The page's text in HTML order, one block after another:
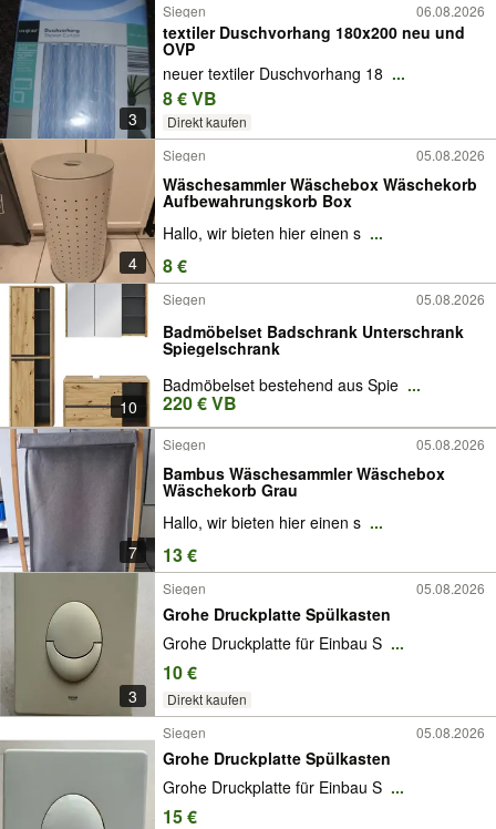
3
Siegen 06.08.2026
textiler Duschvorhang 180x200 neu und
OVP
neuer textiler Duschvorhang 18 ...
8 € VB
Direkt kaufen
4
Siegen 05.08.2026
Wäschesammler Wäschebox Wäschekorb
Aufbewahrungskorb Box
Hallo, wir bieten hier einen s ...
8 €
10
Siegen 05.08.2026
Badmöbelset Badschrank Unterschrank
Spiegelschrank
Badmöbelset bestehend aus Spie ...
220 € VB
7
Siegen 05.08.2026
Bambus Wäschesammler Wäschebox
Wäschekorb Grau
Hallo, wir bieten hier einen s ...
13 €
3
Siegen 05.08.2026
Grohe Druckplatte Spülkasten
Grohe Druckplatte für Einbau S ...
10 €
Direkt kaufen
Siegen
05.08.2026
Grohe Druckplatte Spülkasten
Grohe Druckplatte für Einbau S ...
15 €